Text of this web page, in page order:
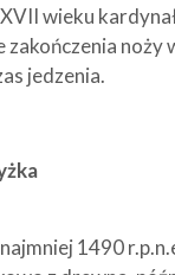
wieku
noży
jedzenia.
1490